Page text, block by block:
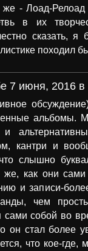
- Лоад-Релоад
в их
сказать,
походил
7 июня, 2016
альбомы.
кантри и
слышно
как они
и записи-
чем
сами собой во
он стал более
что кое-где,